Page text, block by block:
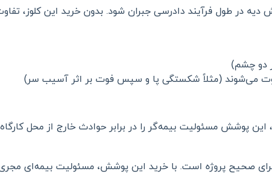
در طول فرآیند دادرسی جبران شود. بدون خرید این کلوز،
دو چشم)
می‌شوند (مثلاً شکستگی پا و سپس فوت بر اثر آسیب سر)
این پوشش مسئولیت بیمه‌گر را در برابر حوادث خارج از محل
صحیح پروژه است. با خرید این پوشش، مسئولیت بیمه‌ای مجری